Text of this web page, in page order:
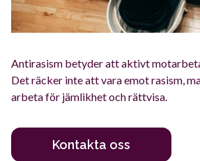
Antirasism betyder att aktivt
Det räcker inte att vara emot rasism,
arbeta för jämlikhet och rättvisa.
Kontakta oss